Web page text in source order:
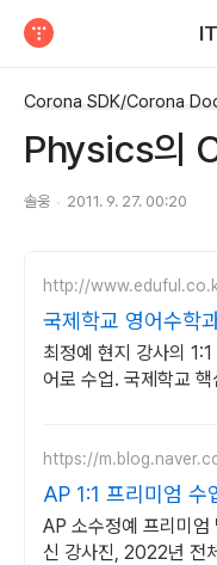
Corona SDK/Corona
Physics의
솔웅 2011. 9. 27. 00:20
http://
국제학교 영어수학
수학, 과학 전문수업
최정예 현지 강사의
어로 수업. 국제학교 핵
https://
AP 1:1 프리미엄 수
밀착 관리
AP 소수정예 프리미엄
신 강사진, 2022년 전